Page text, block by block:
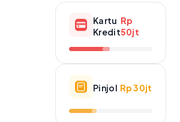
Kartu
Kredit
Rp
50jt
Pinjol Rp 30jt